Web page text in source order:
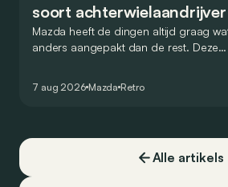
soort achterwielaandrijver
Mazda heeft de dingen altijd graag
anders aangepakt dan de rest. Deze
7 aug 2026 Mazda Retro
Alle artikels